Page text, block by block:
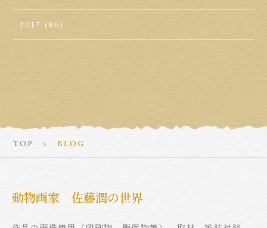
2017 (86)
TOP BLOG
動物画家 佐藤潤の世界